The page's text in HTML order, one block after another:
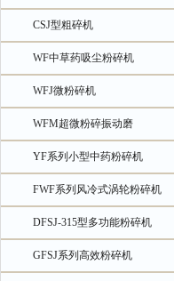
CSJ型粗碎机
WF中草药吸尘粉碎机
WFJ微粉碎机
WFM超微粉碎振动磨
YF系列小型中药粉碎机
FWF系列风冷式涡轮粉碎机
DFSJ-315型多功能粉碎机
GFSJ系列高效粉碎机